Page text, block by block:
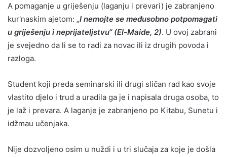
A pomaganje u griješenju (laganju i prevari) je zabranjeno
kur'naskim ajetom: „I nemojte se međusobno potpomagati
u griješenju i neprijateljstvu“ (El-Maide, 2). U ovoj zabrani
je svejedno da li se to radi za novac ili iz drugih povoda i
razloga.
Student koji preda seminarski ili drugi sličan rad kao svoje
vlastito djelo i trud a uradila ga je i napisala druga osoba, to
je laž i prevara. A laganje je zabranjeno po Kitabu, Sunetu i
idžmau učenjaka.
Nije dozvoljeno osim u nuždi i u tri slučaja za koje je došla